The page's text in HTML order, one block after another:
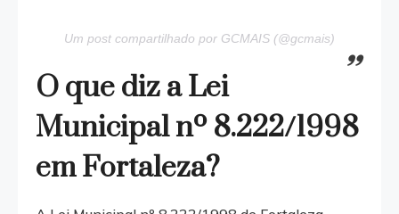
Um post compartilhado por GCMAIS (@gcmais)
O que diz a Lei
Municipal nº 8.222/1998
em Fortaleza?